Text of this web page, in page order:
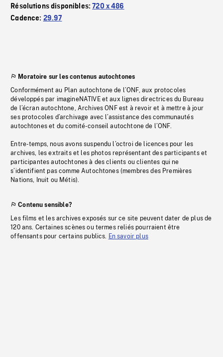
Résolutions disponibles:720 x 486
Cadence: 29.97
Moratoire sur les contenus autochtones
Conformément au Plan autochtone de l’ONF, aux protocoles
développés par imagineNATIVE et aux lignes directrices du Bureau
de l’écran autochtone, Archives ONF est à revoir et à mettre à jour
ses protocoles d’archivage avec l’assistance des communautés
autochtones et du comité-conseil autochtone de l’ONF.
Entre-temps, nous avons suspendu l’octroi de licences pour les
archives, les extraits et les photos représentant des participants et
participantes autochtones à des clients ou clientes qui ne
s’identifient pas comme Autochtones (membres des Premières
Nations, Inuit ou Métis).
Contenu sensible?
Les films et les archives exposés sur ce site peuvent dater de plus de
120 ans. Certaines scènes ou termes reliés pourraient être
offensants pour certains publics. En savoir plus